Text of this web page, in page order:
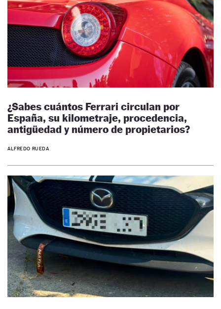
¿Sabes cuántos Ferrari circulan por
España, su kilometraje, procedencia,
antigüedad y número de propietarios?
ALFREDO RUEDA